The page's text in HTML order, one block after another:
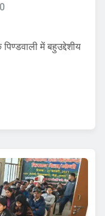
0
में बहुउद्देशीय